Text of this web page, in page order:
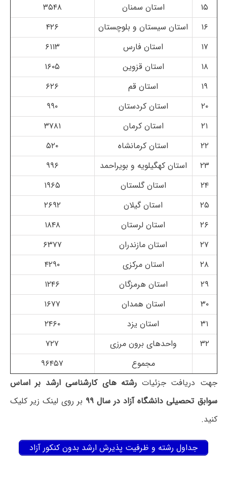
۱۵
استان سمنان
۳۵۴۸
۱۶
استان سیستان و بلوچستان
۴۲۶
۱۷
استان فارس
۶۱۱۳
۱۸
استان قزوین
۱۶۰۵
۱۹
استان قم
۶۲۶
۲۰
استان کردستان
۹۹۰
۲۱
استان کرمان
۳۷۸۱
۲۲
استان کرمانشاه
۵۲۰
۲۳
استان کهگیلویه و بویراحمد
۹۹۶
۲۴
استان گلستان
۱۹۶۵
۲۵
استان گیلان
۲۶۹۲
۲۶
استان لرستان
۱۸۴۸
۲۷
استان مازندران
۶۳۷۷
۲۸
استان مرکزی
۴۲۹۰
۲۹
استان هرمزگان
۱۲۴۶
۳۰
استان همدان
۱۶۷۷
۳۱
استان یزد
۲۴۶۰
۳۲
واحدهای برون مرزی
۷۲۷
مجموع
۹۶۴۵۷
جهت دریافت جزئیات رشته های کارشناسی ارشد بر اساس
سوابق تحصیلی دانشگاه آزاد در سال ۹۹
بر روی لینک زیر کلیک
کنید.
جداول رشته و ظرفیت پذیرش ارشد بدون کنکور آزاد